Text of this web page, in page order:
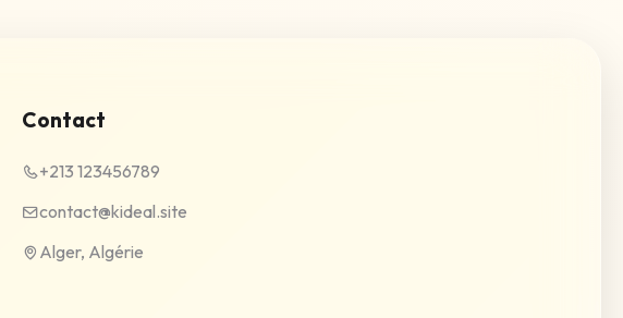
Contact
+213 123456789
contact@kideal.site
Alger, Algérie